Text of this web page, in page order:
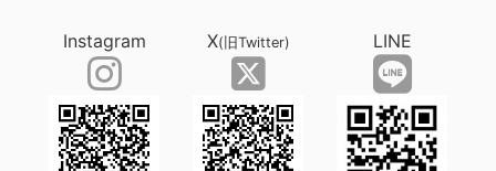
Instagram X(旧Twitter) LINE